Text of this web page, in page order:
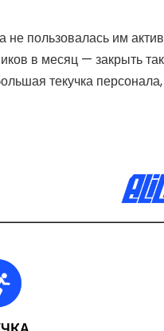
пользовалась им
в месяц — закрыть
текучка